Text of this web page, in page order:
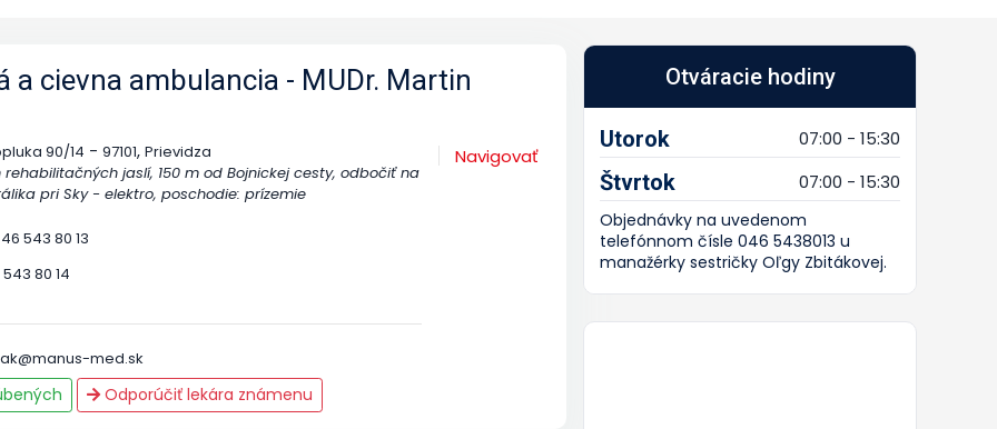
a cievna ambulancia - MUDr. Martin
90/14 - 97101, Prievidza
jaslí, 150 m od Bojnickej cesty, odbočiť na
pri Sky - elektro, poschodie: prízemie
543 80 13
80 14
med.sk
Odporúčiť lekára známenu
Navigovať
Otváracie hodiny
Utorok 07:00 - 15:30
Štvrtok 07:00 - 15:30
Objednávky na uvedenom
telefónnom čísle 046 5438013 u
manažérky sestričky Oľgy Zbitákovej.